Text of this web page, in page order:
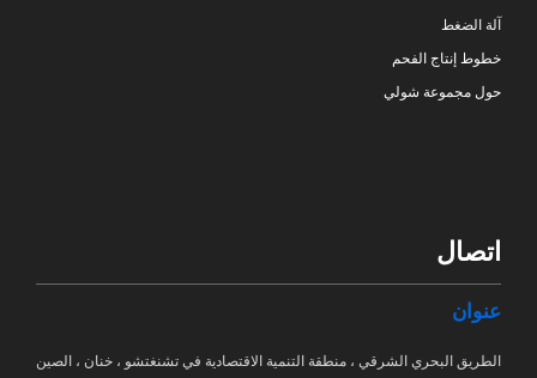
آلة الضغط
خطوط إنتاج الفحم
حول مجموعة شولي
اتصال
عنوان
الطريق البحري الشرقي ، منطقة التنمية الاقتصادية في تشنغتشو ، خنان ، الصين